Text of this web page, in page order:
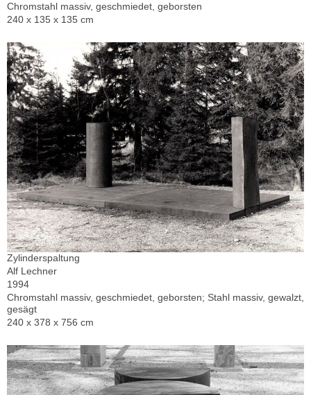
Chromstahl massiv, geschmiedet, geborsten
240 x 135 x 135 cm
Zylinderspaltung
Alf Lechner
1994
Chromstahl massiv, geschmiedet, geborsten; Stahl massiv, gewalzt,
gesägt
240 x 378 x 756 cm